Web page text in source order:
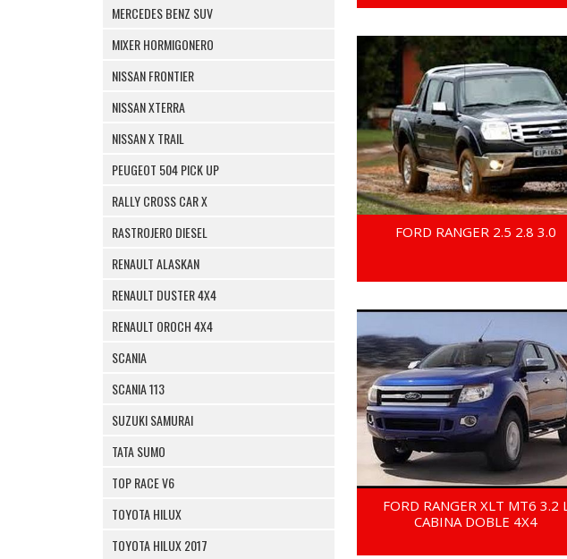
MERCEDES BENZ SUV
MIXER HORMIGONERO
NISSAN FRONTIER
NISSAN XTERRA
NISSAN X TRAIL
PEUGEOT 504 PICK UP
RALLY CROSS CAR X
RASTROJERO DIESEL
RENAULT ALASKAN
RENAULT DUSTER 4X4
RENAULT OROCH 4X4
SCANIA
SCANIA 113
SUZUKI SAMURAI
TATA SUMO
TOP RACE V6
TOYOTA HILUX
TOYOTA HILUX 2017
FORD RANGER 2.5 2.8 3.0
FORD RANGER XLT MT6 3.2 L
CABINA DOBLE 4X4